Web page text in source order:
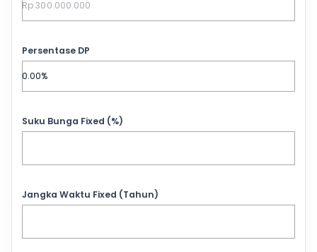
Persentase DP
Suku Bunga Fixed (%)
Jangka Waktu Fixed (Tahun)